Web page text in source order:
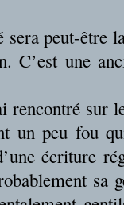
sera peut-être
C’est une
rencontré sur
un peu fou
écriture
sa